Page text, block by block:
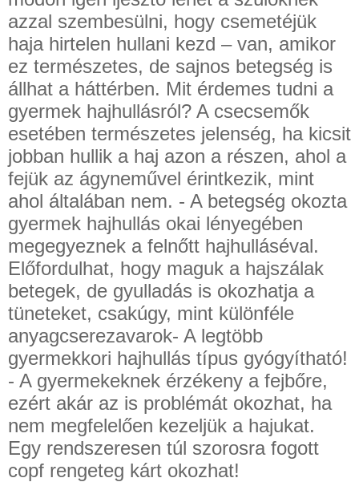
azzal szembesülni, hogy csemetéjük
haja hirtelen hullani kezd – van, amikor
ez természetes, de sajnos betegség is
állhat a háttérben. Mit érdemes tudni a
gyermek hajhullásról? A csecsemők
esetében természetes jelenség, ha kicsit
jobban hullik a haj azon a részen, ahol a
fejük az ágyneművel érintkezik, mint
ahol általában nem. - A betegség okozta
gyermek hajhullás okai lényegében
megegyeznek a felnőtt hajhulláséval.
Előfordulhat, hogy maguk a hajszálak
betegek, de gyulladás is okozhatja a
tüneteket, csakúgy, mint különféle
anyagcserezavarok- A legtöbb
gyermekkori hajhullás típus gyógyítható!
- A gyermekeknek érzékeny a fejbőre,
ezért akár az is problémát okozhat, ha
nem megfelelően kezeljük a hajukat.
Egy rendszeresen túl szorosra fogott
copf rengeteg kárt okozhat!